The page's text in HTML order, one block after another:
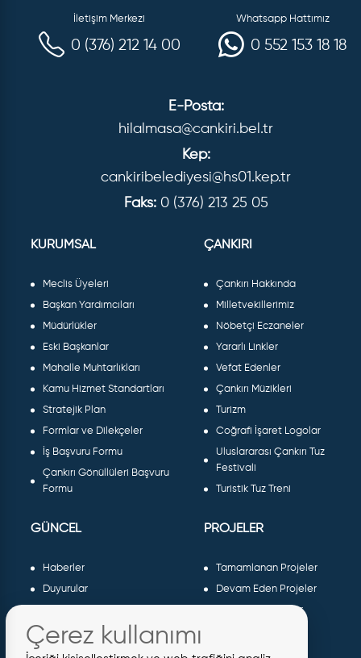
İletişim Merkezi
0 (376) 212 14 00
Whatsapp Hattımız
0 552 153 18 18
E-Posta:
hilalmasa@cankiri.bel.tr
Kep:
cankiribelediyesi@hs01.kep.tr
Faks: 0 (376) 213 25 05
KURUMSAL
Meclis Üyeleri
Başkan Yardımcıları
Müdürlükler
Eski Başkanlar
Mahalle Muhtarlıkları
Kamu Hizmet Standartları
Stratejik Plan
Formlar ve Dilekçeler
İş Başvuru Formu
Çankırı Gönüllüleri Başvuru
Formu
ÇANKIRI
Çankırı Hakkında
Milletvekillerimiz
Nöbetçi Eczaneler
Yararlı Linkler
Vefat Edenler
Çankırı Müzikleri
Turizm
Coğrafi İşaret Logolar
Uluslararası Çankırı Tuz
Festivali
Turistik Tuz Treni
GÜNCEL
Haberler
Duyurular
Galeri
Etkinlikler
PROJELER
Tamamlanan Projeler
Devam Eden Projeler
Planlanan Projeler
Sosyal Projeler
Çerez kullanımı